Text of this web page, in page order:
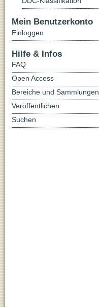
Mein Benutzerkonto
Einloggen
Hilfe & Infos
FAQ
Open Access
Bereiche und Sammlungen
Veröffentlichen
Suchen